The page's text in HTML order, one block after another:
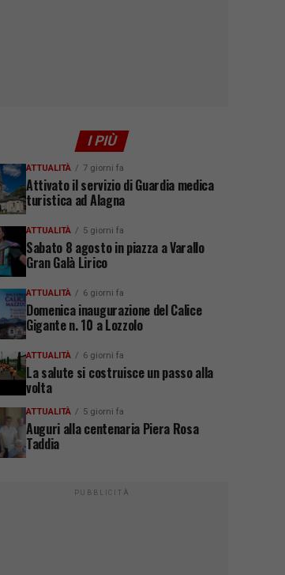
I PIÙ
ATTUALITÀ 7 giorni fa
Attivato il servizio di Guardia medica
turistica ad Alagna
ATTUALITÀ 5 giorni fa
Sabato 8 agosto in piazza a Varallo
Gran Galà Lirico
ATTUALITÀ 6 giorni fa
Domenica inaugurazione del Calice
Gigante n. 10 a Lozzolo
ATTUALITÀ 6 giorni fa
La salute si costruisce un passo alla
volta
ATTUALITÀ 5 giorni fa
Auguri alla centenaria Piera Rosa
Taddia
PUBBLICITÀ